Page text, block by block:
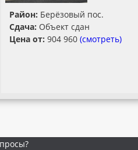
Район: Берёзовый пос.
Сдача: Объект сдан
Цена от: 904 960(смотреть)